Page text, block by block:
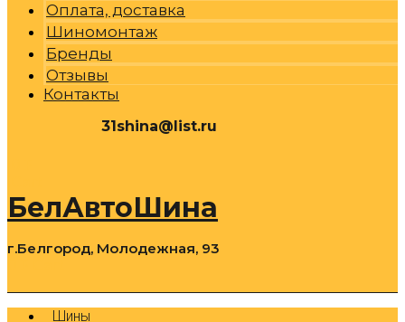
Оплата, доставка
Шиномонтаж
Бренды
Отзывы
Контакты
31shina@list.ru
БелАвтоШина
г.Белгород, Молодежная, 93
Шины